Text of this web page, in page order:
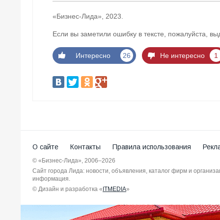
«Бизнес-Лида», 2023.
Если вы заметили ошибку в тексте, пожалуйста,
Интересно 26 Не интересно 1
О сайте Контакты Правила использования
© «Бизнес-Лида», 2006–2026
Сайт города Лида: новости, объявления, каталог фирм и
информация.
© Дизайн и разработка « ITMEDIA»